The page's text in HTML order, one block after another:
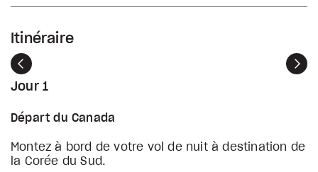
Itinéraire
Précédent
Jour 1
Départ du Canada
Montez à bord de votre vol de nuit à destination de
la Corée du Sud.